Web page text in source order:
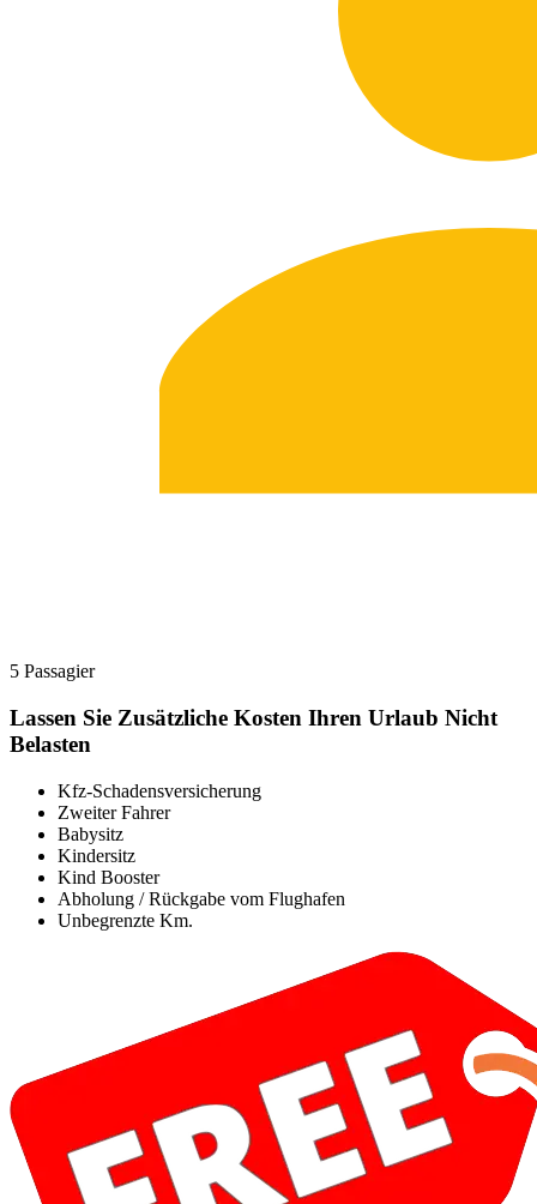
5 Passagier
Lassen Sie Zusätzliche Kosten Ihren Urlaub Nicht
Belasten
Kfz-Schadensversicherung
Zweiter Fahrer
Babysitz
Kindersitz
Kind Booster
Abholung / Rückgabe vom Flughafen
Unbegrenzte Km.